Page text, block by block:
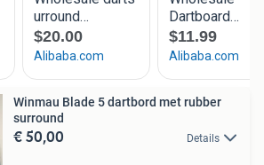
Winmau Blade 5 dartbord met rubber
surround
€ 50,00 Details